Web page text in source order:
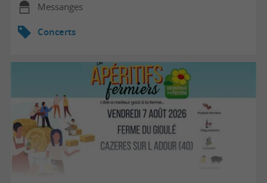
Messanges
Concerts